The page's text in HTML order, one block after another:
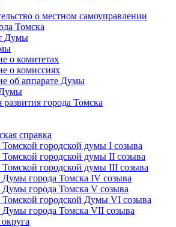
о местном самоуправлении
Томска
Думы
о комитетах
о комиссиях
об аппарате Думы
развития города Томска
справка
городской думы I созыва
городской думы II созыва
городской думы III созыва
Думы города Томска IV созыва
Думы города Томска V созыва
Томской городской Думы VI созыва
Думы города Томска VII созыва